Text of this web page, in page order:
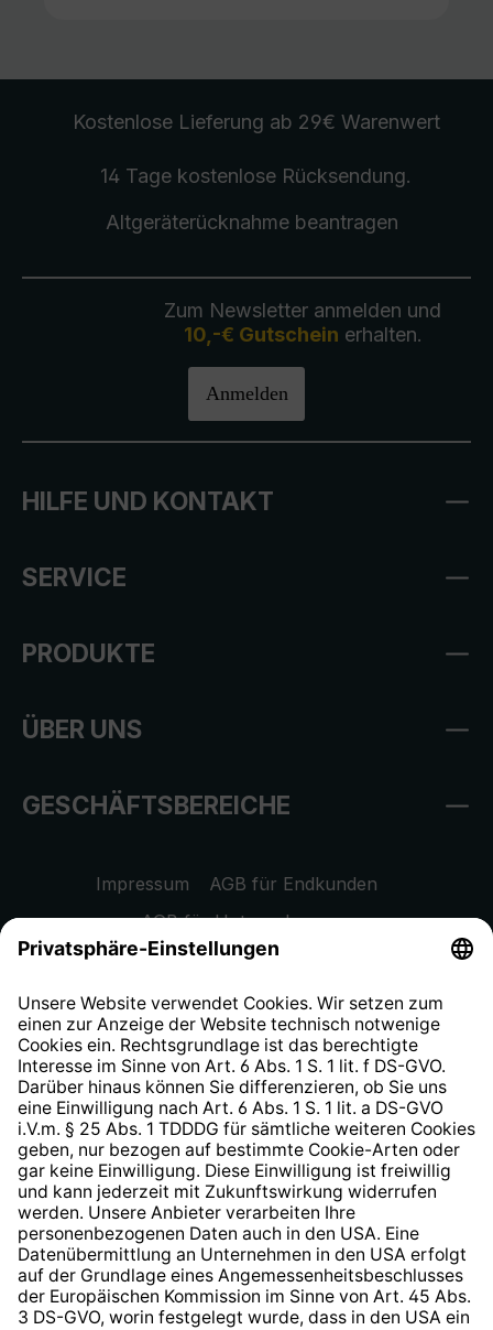
Kostenlose Lieferung ab 29€ Warenwert
14 Tage kostenlose Rücksendung.
Altgeräterücknahmebeantragen
Zum Newsletter anmelden und
10,-€ Gutschein erhalten.
Anmelden
HILFE UND KONTAKT
SERVICE
PRODUKTE
ÜBER UNS
GESCHÄFTSBEREICHE
Impressum
AGB für Endkunden
AGB für Unternehmen
Datenschutzhinweis
Widerrufsrecht
Hinweisgeberschutzsystem
Barrierefreiheit